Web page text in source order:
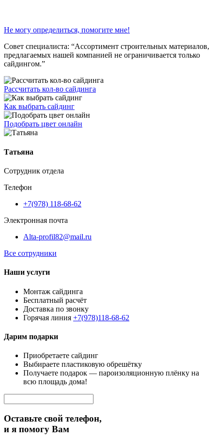
Не могу определиться, помогите мне!
Совет специалиста: “Ассортимент строительных материалов,
предлагаемых нашей компанией не ограничивается только
сайдингом.”
Рассчитать кол-во сайдинга
Как выбрать сайдинг
Подобрать цвет онлайн
Татьяна
Сотрудник отдела
Телефон
+7(978) 118-68-62
Электронная почта
Alta-profil82@mail.ru
Все сотрудники
Наши услуги
Монтаж сайдинга
Бесплатный расчёт
Доставка по звонку
Горячая линия +7(978)118-68-62
Дарим подарки
Приобретаете сайдинг
Выбираете пластиковую обрешётку
Получаете подарок — пароизоляционную плёнку на
всю площадь дома!
Оставьте свой телефон,
и я помогу Вам